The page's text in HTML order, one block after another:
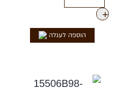
+
הוספה לעגלה